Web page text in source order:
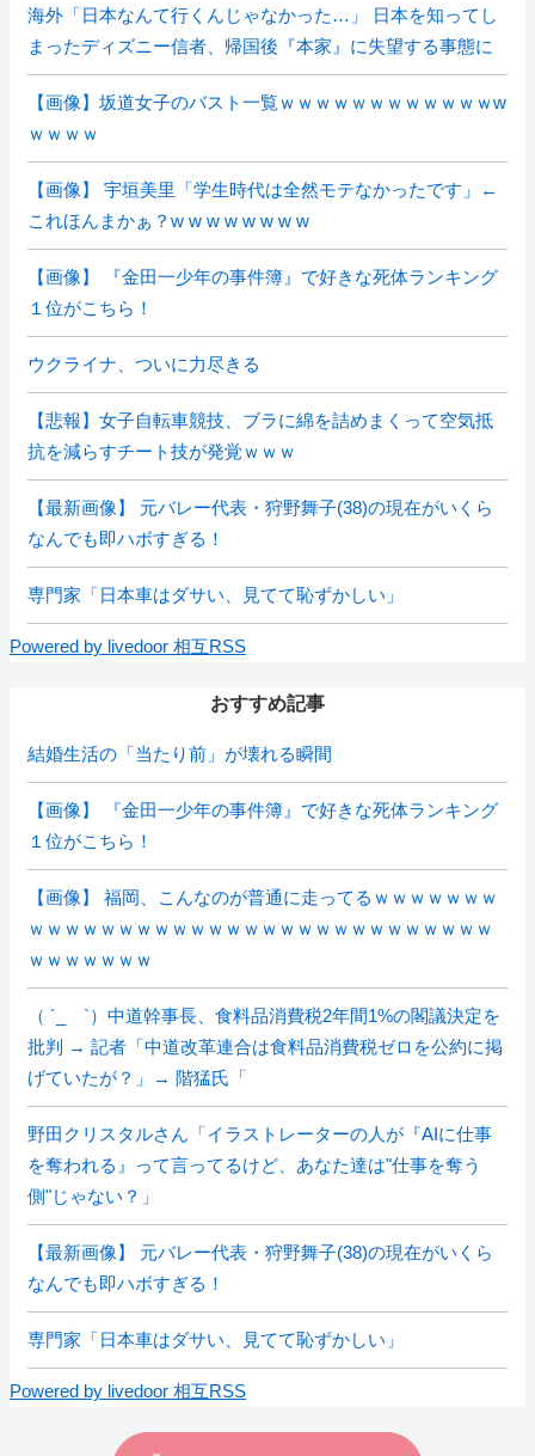
海外「日本なんて行くんじゃなかった…」 日本を知ってし
まったディズニー信者、帰国後『本家』に失望する事態に
【画像】坂道女子のバスト一覧ｗｗｗｗｗｗｗｗｗｗｗｗw
ｗｗｗｗ
【画像】 宇垣美里「学生時代は全然モテなかったです」←
これほんまかぁ？w w w w w w w w
【画像】 『金田一少年の事件簿』で好きな死体ランキング
１位がこちら！
ウクライナ、ついに力尽きる
【悲報】女子自転車競技、ブラに綿を詰めまくって空気抵
抗を減らすチート技が発覚ｗｗｗ
【最新画像】 元バレー代表・狩野舞子(38)の現在がいくら
なんでも即ハボすぎる！
専門家「日本車はダサい、見てて恥ずかしい」
Powered by livedoor 相互RSS
おすすめ記事
結婚生活の「当たり前」が壊れる瞬間
【画像】 『金田一少年の事件簿』で好きな死体ランキング
１位がこちら！
【画像】 福岡、こんなのが普通に走ってるｗｗｗｗｗｗｗ
ｗｗｗｗｗｗｗｗｗｗｗｗｗｗｗｗｗｗｗｗｗｗｗｗｗｗ
ｗｗｗｗｗｗｗ
（ ´_ゝ`）中道幹事長、食料品消費税2年間1%の閣議決定を
批判 → 記者「中道改革連合は食料品消費税ゼロを公約に掲
げていたが？」→ 階猛氏「
野田クリスタルさん「イラストレーターの人が『AIに仕事
を奪われる』って言ってるけど、あなた達は"仕事を奪う
側"じゃない？」
【最新画像】 元バレー代表・狩野舞子(38)の現在がいくら
なんでも即ハボすぎる！
専門家「日本車はダサい、見てて恥ずかしい」
Powered by livedoor 相互RSS